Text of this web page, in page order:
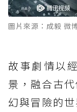
圖片來源：成毅 微
故事劇情以
景，融合古
幻與冒險的